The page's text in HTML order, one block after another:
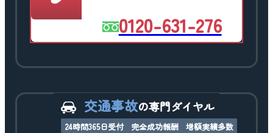
0120-631-276
交通事故の専門ダイヤル
24時間365日受付 完全成功報酬 増額実績多数